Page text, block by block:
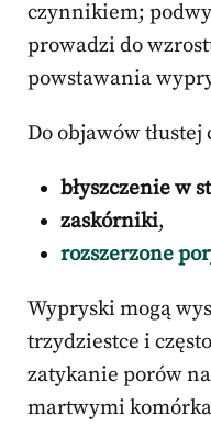
czynnikiem;
prowadzi do
powstawania
Do objawów
błyszczenie w
zaskórniki,
rozszerzone
Wypryski mogą
trzydziestce i
zatykanie porów
martwymi